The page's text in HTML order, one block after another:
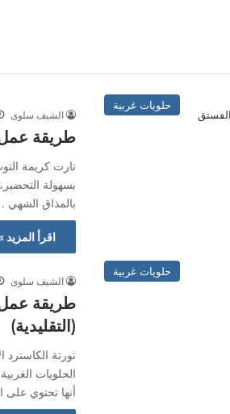
حلويات غربية
الشيف سلوى
طريقة
تارت كريمة
بسهولة
بالمذاق الشهي .
اقرأ المزيد
حلويات غربية
الشيف سلوى
طريقة عمل
(التقليدية)
تورتة الكاسترد
الحلويات
أنها تحتوي على